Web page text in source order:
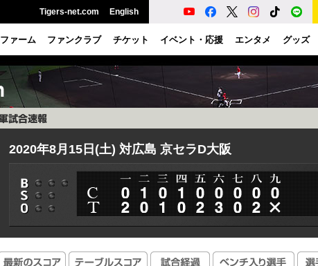
Tigers-net.com English
ファーム ファンクラブ チケット イベント・応援 エンタメ グッズ
2020年8月15日(土) 対広島 京セラD大阪